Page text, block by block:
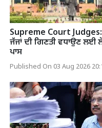
Supreme Court
ਜੱਜਾਂ ਦੀ ਗਿਣਤੀ ਵਧਾਉਣ ਲਈ
ਪਾਸ
Published On 03 Aug 2026